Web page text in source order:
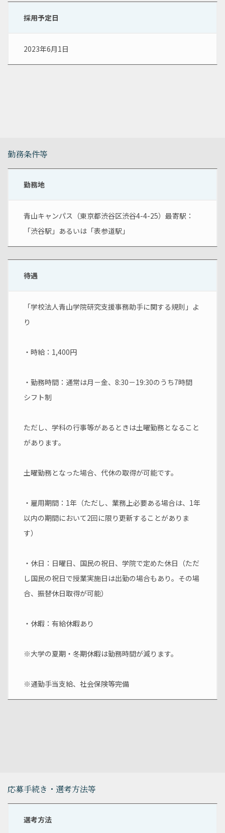
採用予定日
2023年6月1日
勤務条件等
勤務地
青山キャンパス（東京都渋谷区渋谷4-4-25）最寄駅：
「渋谷駅」あるいは「表参道駅」
待遇
「学校法人青山学院研究支援事務助手に関する規則」よ
り
・時給：1,400円
・勤務時間：通常は月－金、8:30－19:30のうち7時間
シフト制
ただし、学科の行事等があるときは土曜勤務となること
があります。
土曜勤務となった場合、代休の取得が可能です。
・雇用期間：1年（ただし、業務上必要ある場合は、1年
以内の期間において2回に限り更新することがありま
す）
・休日：日曜日、国民の祝日、学院で定めた休日（ただ
し国民の祝日で授業実施日は出勤の場合もあり。その場
合、振替休日取得が可能）
・休暇：有給休暇あり
※大学の夏期・冬期休暇は勤務時間が減ります。
※通勤手当支給、社会保険等完備
応募手続き・選考方法等
選考方法